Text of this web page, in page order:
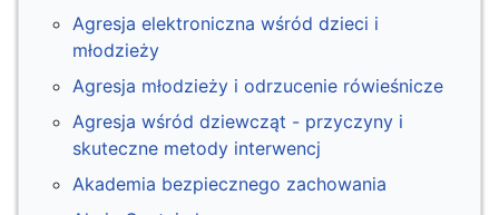
Agresja elektroniczna wśród dzieci i
młodzieży
Agresja młodzieży i odrzucenie rówieśnicze
Agresja wśród dziewcząt - przyczyny i
skuteczne metody interwencj
Akademia bezpiecznego zachowania